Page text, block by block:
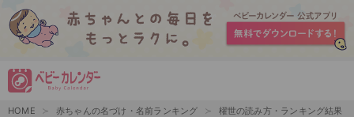
HOME 赤ちゃんの名づけ・名前ランキング 櫂世の読み方・ランキング結果